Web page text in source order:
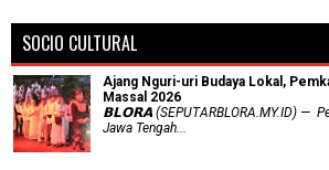
SOCIO CULTURAL
Ajang Nguri-uri Budaya Lokal,
Massal 2026
𝗕𝗟𝗢𝗥𝗔 (SEPUTARBLORA.MY.ID) —
Jawa Tengah...